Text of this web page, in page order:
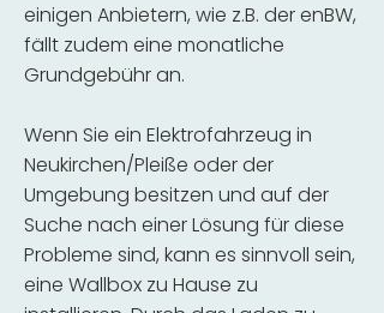
einigen Anbietern, wie z.B. der enBW,
fällt zudem eine monatliche
Grundgebühr an.
Wenn Sie ein Elektrofahrzeug in
Neukirchen/Pleiße oder der
Umgebung besitzen und auf der
Suche nach einer Lösung für diese
Probleme sind, kann es sinnvoll sein,
eine Wallbox zu Hause zu